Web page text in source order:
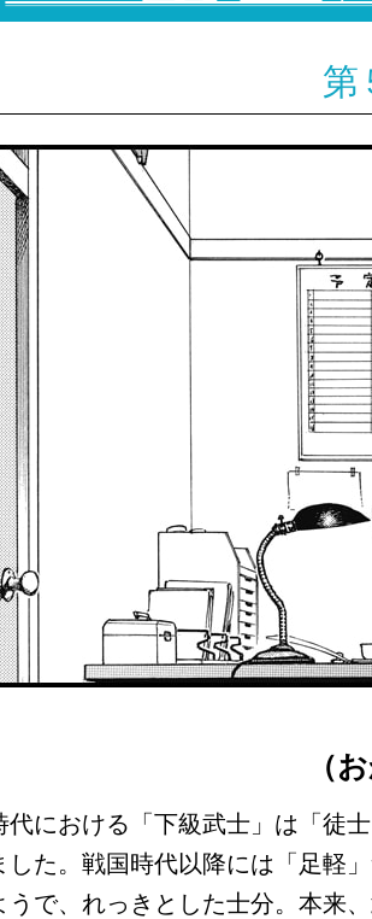
（
代における「下級武士」は「徒
した。戦国時代以降には「足軽
うで、れっきとした士分。本来